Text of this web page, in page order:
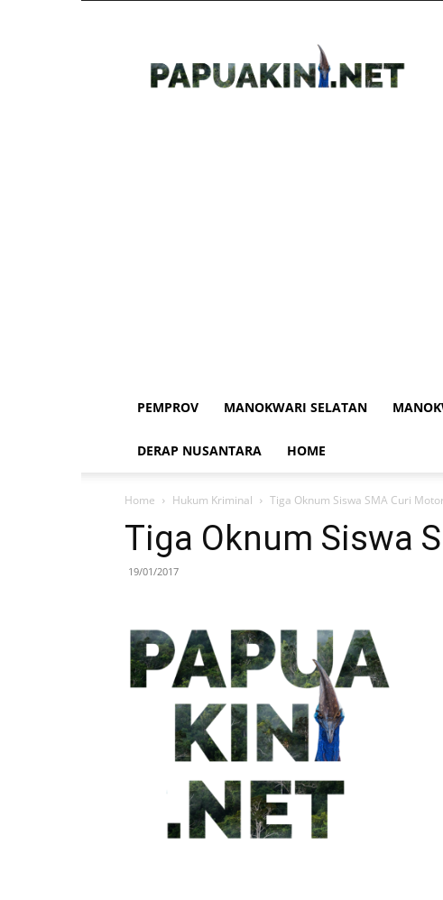
PEMPROV MANOKWARI SELATAN
DERAP NUSANTARA HOME
Home Hukum Kriminal Tiga Oknum Siswa SMA Curi
Tiga Oknum Siswa
19/01/2017